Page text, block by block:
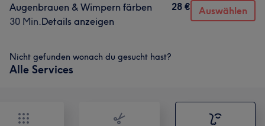
Augenbrauen & Wimpern färben
30 Min.Details anzeigen
28 € Auswählen
Nicht gefunden wonach du gesucht hast?
Alle Services